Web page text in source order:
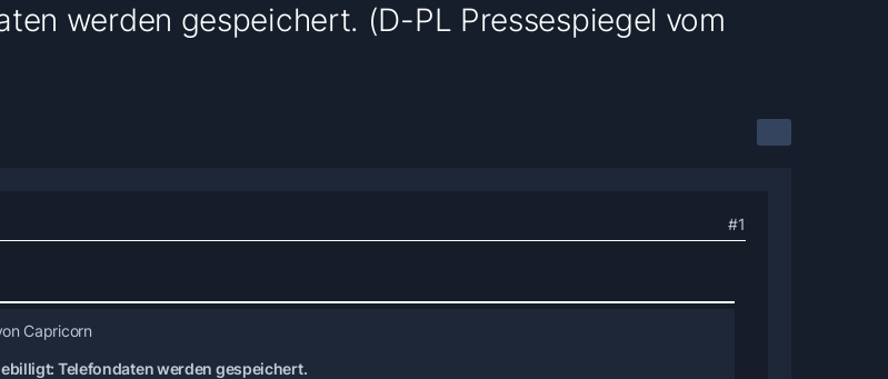
werden gespeichert. (D-PL Pressespiegel vom
#1
Capricorn
Telefondaten werden gespeichert.